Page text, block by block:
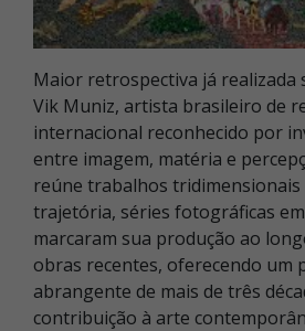
Maior retrospectiva já realizada
Vik Muniz, artista brasileiro de
internacional reconhecido por
entre imagem, matéria e
reúne trabalhos tridimensionais
trajetória, séries fotográficas
marcaram sua produção ao
obras recentes, oferecendo um
abrangente de mais de três
contribuição à arte